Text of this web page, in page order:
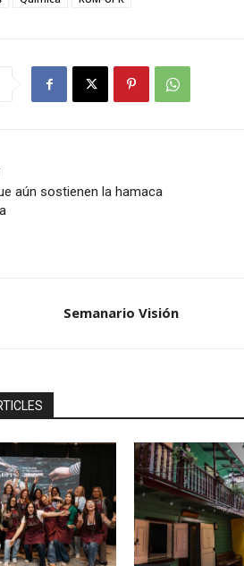
aún sostienen la hamaca
Semanario Visión